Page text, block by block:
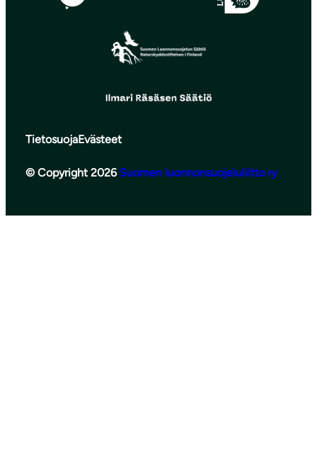
TietosuojaEvästeet
© Copyright 2026 Suomen luonnonsuojeluliitto ry